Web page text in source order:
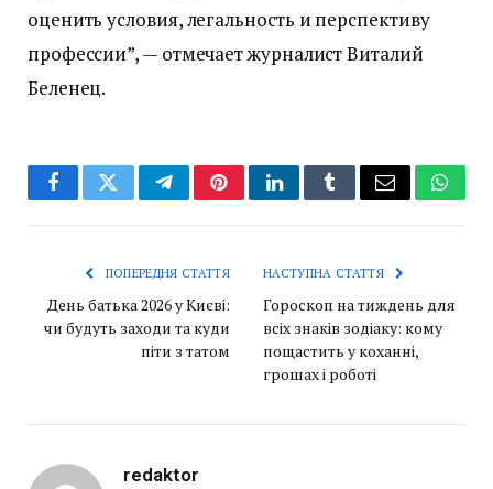
оценить условия, легальность и перспективу
профессии”, — отмечает журналист Виталий
Беленец.
FacebookTwitterTelegramPinterestLinkedInTumblrEmail
ПОПЕРЕДНЯ СТАТТЯ
День батька 2026 у Києві:
чи будуть заходи та куди
піти з татом
НАСТУПНА СТАТТЯ
Гороскоп на тиждень для
всіх знаків зодіаку: кому
пощастить у коханні,
грошах і роботі
redaktor